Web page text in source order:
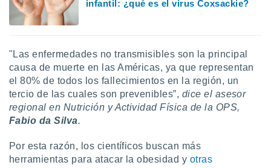
contenido
el
del
de
o a través
de
de
de
uso de
infantil: ¿qué es el virus Coxsackie?
"Las enfermedades no transmisibles son la principal
causa de muerte en las Américas, ya que representan
el 80% de todos los fallecimientos en la región, un
tercio de las cuales son prevenibles”, dice el asesor
regional en Nutrición y Actividad Física de la OPS,
Fabio da Silva.
Por esta razón, los científicos buscan más
herramientas para atacar la obesidad y otras